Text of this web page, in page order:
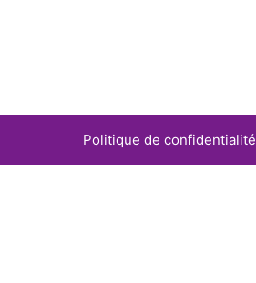
Politique de confidentialité